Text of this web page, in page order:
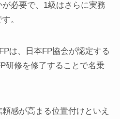
必要で、1級はさらに実務
。
は、日本FP協会が認定する
研修を修了することで名乗
感が高まる位置付けといえ